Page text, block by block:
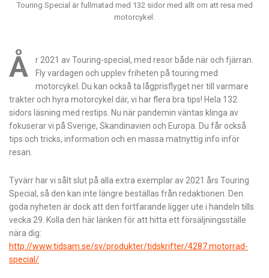
Touring Special är fullmatad med 132 sidor med allt om att resa med
motorcykel.
Å
r 2021 av Touring-special, med resor både när och fjärran.
Fly vardagen och upplev friheten på touring med
motorcykel. Du kan också ta lågprisflyget ner till varmare
trakter och hyra motorcykel där, vi har flera bra tips! Hela 132
sidors läsning med restips. Nu när pandemin väntas klinga av
fokuserar vi på Sverige, Skandinavien och Europa. Du får också
tips och tricks, information och en massa matnyttig info inför
resan.
Tyvärr har vi sålt slut på alla extra exemplar av 2021 års Touring
Special, så den kan inte längre beställas från redaktionen. Den
goda nyheten är dock att den fortfarande ligger ute i handeln tills
vecka 29. Kolla den här länken för att hitta ett försäljningsställe
nära dig:
http://www.tidsam.se/sv/produkter/tidskrifter/4287.motorrad-
special/